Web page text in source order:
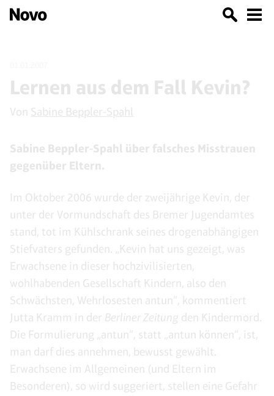
Lernen aus dem Fall Kevin?
Von Sabine Beppler-Spahl
Sabine Beppler-Spahl über falsches Misstrauen
gegenüber Eltern.
Im Oktober 2006 wurde der zweijährige Kevin, der
unter der Vormundschaft des Bremer Jugendamtes
stand, tot im Kühlschrank seines drogenabhängigen
Stiefvaters gefunden. „Kevin hat uns gezeigt, was
Erwachsene in dieser hochzivilisierten,
wohlhabenden Gesellschaft Kindern, also den
Schwächsten, Wehrlosesten antun“, kommentiert
Jutta Kramm in der Berliner Zeitung den Kindermord.
Die Formulierung „antun“, statt „antun können“, ist,
man darf dies annehmen, bewusst gewählt.
Erwachsene im Allgemeinen (und Eltern im
Besonderen), so wird suggeriert, stellen eine Gefahr